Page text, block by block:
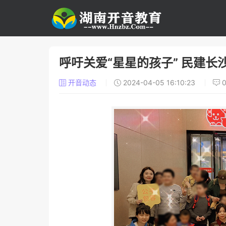
呼吁关爱“星星的孩子” 民建长
开音动态 2024-04-05 16:10:23